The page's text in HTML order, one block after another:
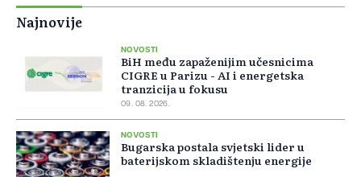
Najnovije
NOVOSTI
BiH među zapaženijim učesnicima
CIGRE u Parizu - AI i energetska
tranzicija u fokusu
09. 08. 2026.
NOVOSTI
Bugarska postala svjetski lider u
baterijskom skladištenju energije